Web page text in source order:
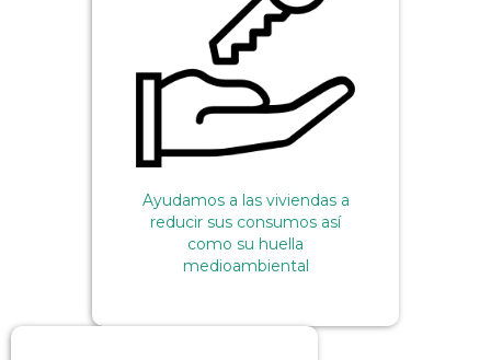
Ayudamos a las viviendas a
reducir sus consumos así
como su huella
medioambiental